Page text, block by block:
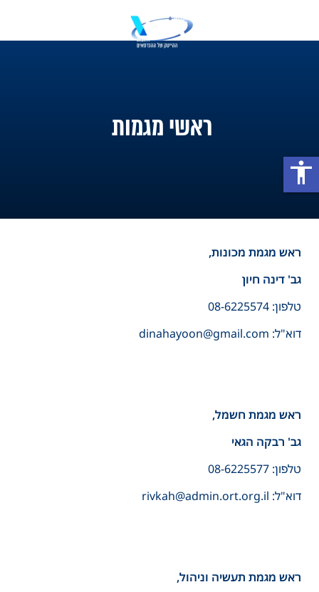
ראשי מגמות
ראש מגמת מכונות,
גב' דינה חיון
טלפון: 08-6225574
דוא"ל: dinahayoon@gmail.com
ראש מגמת חשמל,
גב' רבקה הגאי
טלפון: 08-6225577
דוא"ל: rivkah@admin.ort.org.il
ראש מגמת תעשיה וניהול,
accessibility